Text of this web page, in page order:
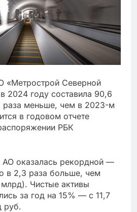
«Метрострой Северной
году составила 90,6
раза меньше, чем в 2023-м
в годовом отчете
РБК
оказалась рекордной —
в 2,3 раза больше, чем
Чистые активы
за год на 15% — с 11,7
руб.